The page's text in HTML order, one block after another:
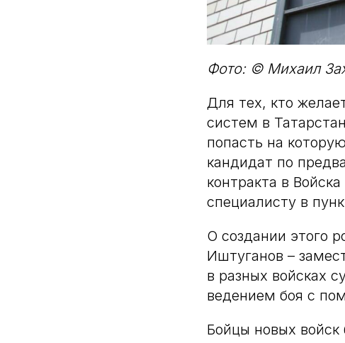
Фото: © Михаил
Для тех, кто
систем в
попасть на
кандидат по
контракта в
специалисту в
О создании этого
Иштуганов –
в разных войсках
ведением боя с
Бойцы новых войск